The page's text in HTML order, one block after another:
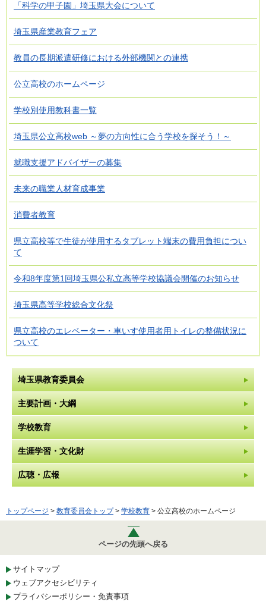
「科学の甲子園」埼玉県大会について
埼玉県産業教育フェア
教員の長期派遣研修における外部機関との連携
公立高校のホームページ
学校別使用教科書一覧
埼玉県公立高校web ～夢の方向性に合う学校を探そう！～
就職支援アドバイザーの募集
未来の職業人材育成事業
消費者教育
県立高校等で生徒が使用するタブレット端末の費用負担につい
て
令和8年度第1回埼玉県公私立高等学校協議会開催のお知らせ
埼玉県高等学校総合文化祭
県立高校のエレベーター・車いす使用者用トイレの整備状況に
ついて
埼玉県教育委員会
主要計画・大綱
学校教育
生涯学習・文化財
広聴・広報
トップページ > 教育委員会トップ> 学校教育 > 公立高校のホームページ
ページの先頭へ戻る
サイトマップ
ウェブアクセシビリティ
プライバシーポリシー・免責事項